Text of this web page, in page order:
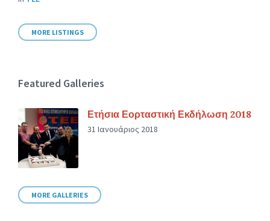
MORE LISTINGS
Featured Galleries
Ετήσια Εορταστική Εκδήλωση 2018
31 Ιανουάριος 2018
MORE GALLERIES